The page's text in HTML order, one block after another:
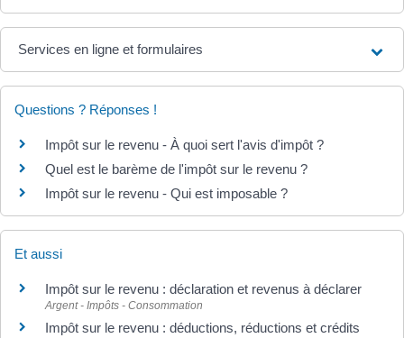
Services en ligne et formulaires
Questions ? Réponses !
Impôt sur le revenu - À quoi sert l'avis d'impôt ?
Quel est le barème de l'impôt sur le revenu ?
Impôt sur le revenu - Qui est imposable ?
Et aussi
Impôt sur le revenu : déclaration et revenus à déclarer
Argent - Impôts - Consommation
Impôt sur le revenu : déductions, réductions et crédits